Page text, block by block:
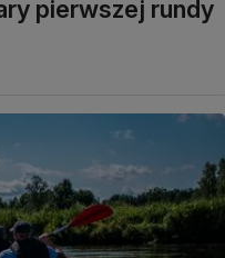
pierwszej rundy